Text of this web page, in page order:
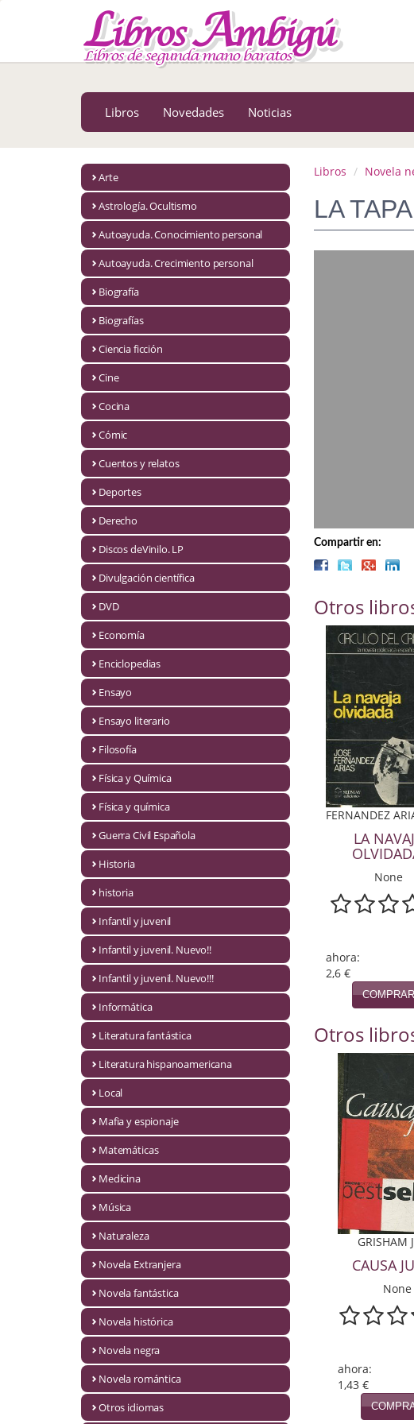
MENÚ PRINCIPAL
Astrología. Ocultismo
Autoayuda. Conocimiento personal
Autoayuda. Crecimiento personal
Ciencia ficción
Cuentos y relatos
Discos deVinilo. LP
Divulgación científica
Ensayo literario
Guerra Civil Española
Infantil y juvenil
Infantil y juvenil. Nuevo!!
Infantil y juvenil. Nuevo!!!
Literatura fantástica
Literatura hispanoamericana
Mafia y espionaje
Libros Novedades Noticias
Arte
Astrología. Ocultismo
Autoayuda. Conocimiento personal
Autoayuda. Crecimiento personal
Biografía
Biografías
Ciencia ficción
Cine
Cocina
Cómic
Cuentos y relatos
Deportes
Derecho
Discos deVinilo. LP
Divulgación científica
DVD
Economía
Enciclopedias
Ensayo
Ensayo literario
Filosofía
Física y Química
Física y química
Guerra Civil Española
Historia
historia
Infantil y juvenil
Infantil y juvenil. Nuevo!!
Infantil y juvenil. Nuevo!!!
Informática
Literatura fantástica
Literatura hispanoamericana
Local
Mafia y espionaje
Matemáticas
Medicina
Música
Naturaleza
Novela Extranjera
Novela fantástica
Novela histórica
Novela negra
Novela romántica
Otros idiomas
Libros Novela
LA
Compartir en:
Otros
FERNANDEZ
LA
None
ahora:
2,6 €
Otros
GRISHAM
CAUSA
None
ahora:
1,43 €